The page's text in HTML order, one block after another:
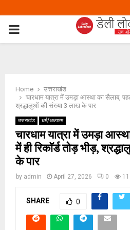
PRIMARY
Home
उत्तराखंड
चारधाम यात्रा में उमड़ा आस्था का सैलाब,
श्रद्धालुओं की संख्या 3 लाख के पार
उत्तराखंड धर्म/अध्यात्म
चारधाम यात्रा में उमड़ा
में ही रिकॉर्ड तोड़ भीड़,
के पार
by admin April 27, 2026 0
SHARE 0